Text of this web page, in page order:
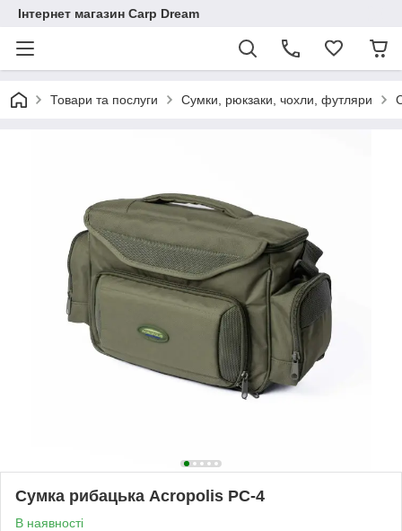
Інтернет магазин Carp Dream
Товари та послуги Сумки, рюкзаки, чохли, футляри
Сумка рибацька Acropolis РС-4
В наявності